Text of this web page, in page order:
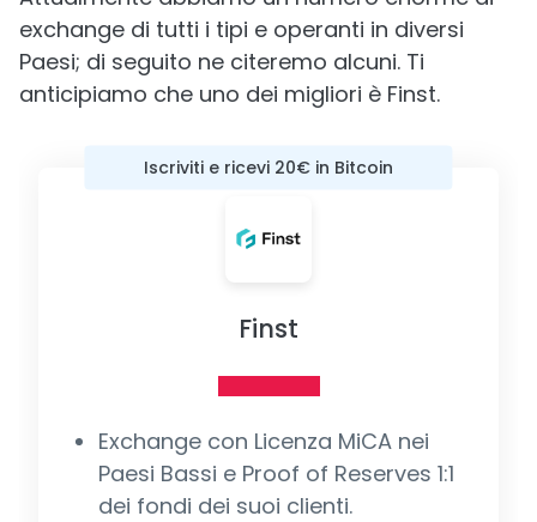
exchange di tutti i tipi e operanti in diversi
Paesi; di seguito ne citeremo alcuni. Ti
anticipiamo che uno dei migliori è Finst.
Iscriviti e ricevi 20€ in Bitcoin
Finst
Exchange con Licenza MiCA nei
Paesi Bassi e Proof of Reserves 1:1
dei fondi dei suoi clienti.